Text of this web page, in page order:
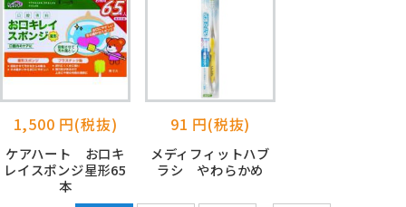
1,500 円(税抜)
ケアハート お口キ
レイスポンジ星形65
本
91 円(税抜)
メディフィットハブ
ラシ やわらかめ